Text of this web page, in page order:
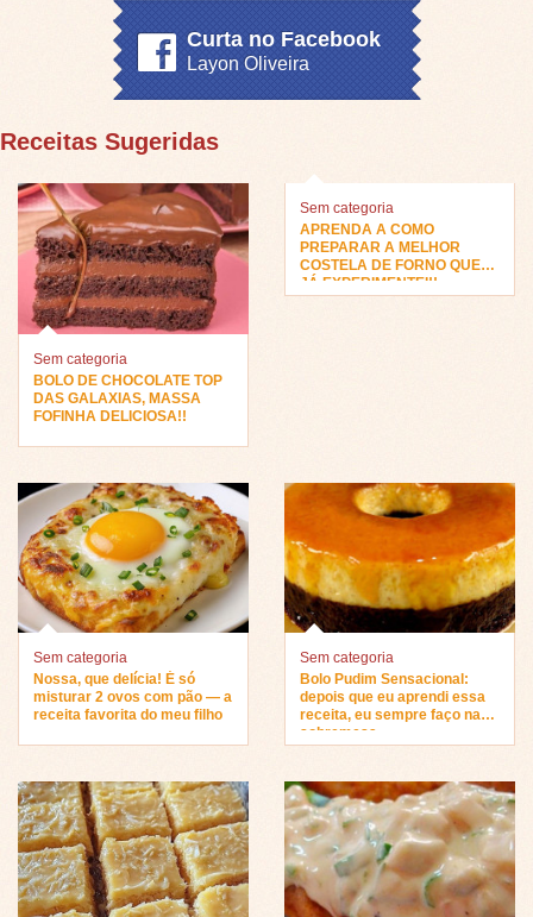
Curta no Facebook
Layon Oliveira
Receitas Sugeridas
Sem categoria
BOLO DE CHOCOLATE TOP
DAS GALAXIAS, MASSA
FOFINHA DELICIOSA!!
Sem categoria
APRENDA A COMO
PREPARAR A MELHOR
COSTELA DE FORNO QUE
JÁ EXPERIMENTEI!!
Sem categoria
Nossa, que delícia! É só
misturar 2 ovos com pão — a
receita favorita do meu filho
Sem categoria
Bolo Pudim Sensacional:
depois que eu aprendi essa
receita, eu sempre faço na
sobremesa…